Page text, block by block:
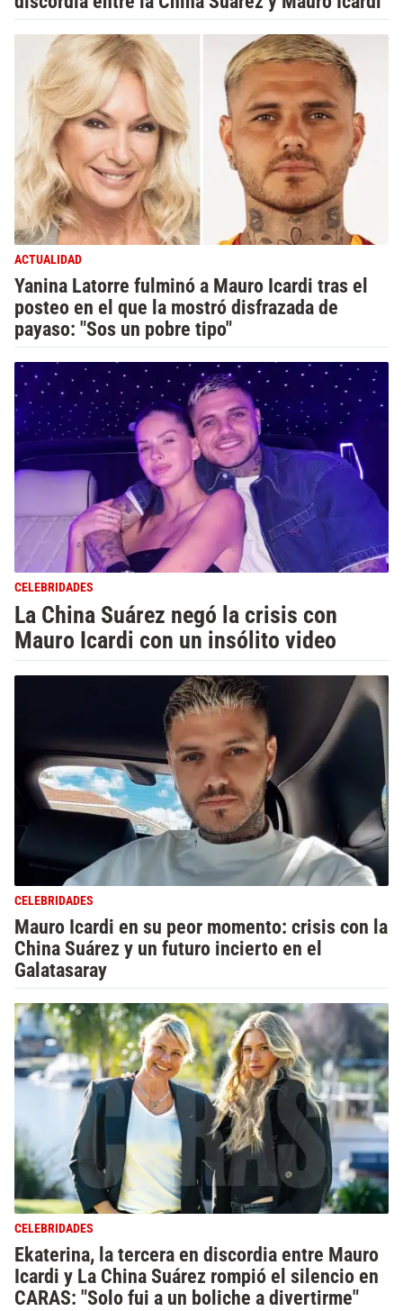
ACTUALIDAD
Yanina Latorre fulminó a Mauro Icardi tras el
posteo en el que la mostró disfrazada de
payaso: "Sos un pobre tipo"
CELEBRIDADES
La China Suárez negó la crisis con
Mauro Icardi con un insólito video
CELEBRIDADES
Mauro Icardi en su peor momento: crisis con la
China Suárez y un futuro incierto en el
Galatasaray
CELEBRIDADES
Ekaterina, la tercera en discordia entre Mauro
Icardi y La China Suárez rompió el silencio en
CARAS: "Solo fui a un boliche a divertirme"